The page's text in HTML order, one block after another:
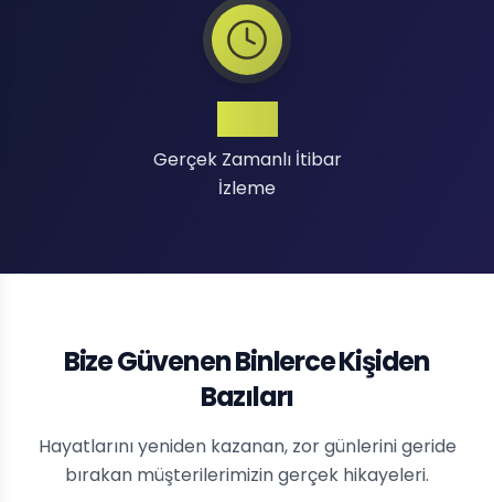
Gerçek Zamanlı İtibar
İzleme
Bize Güvenen Binlerce Kişiden
Bazıları
Hayatlarını yeniden kazanan, zor günlerini geride
bırakan müşterilerimizin gerçek hikayeleri.